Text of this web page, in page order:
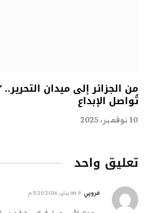
من الجزائر إلى ميدان
تُواصل الإبداع
10 نوفمبر، 2025
تعليق واحد
عروبي 9 يناير، 2016 5:20 م